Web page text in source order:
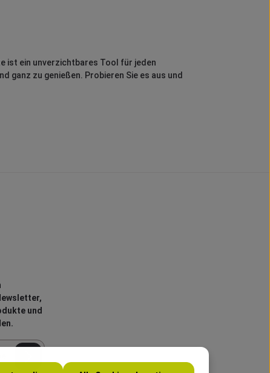
ist ein unverzichtbares Tool für jeden
ganz zu genießen. Probieren Sie es aus und
und